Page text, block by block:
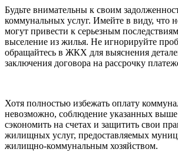
Будьте внимательны к своим
коммунальных услуг. Имейте в виду, что
могут привести к серьезным
выселение из жилья. Не игнорируйте
обращайтесь в ЖКХ для выяснения
заключения договора на рассрочку
Хотя полностью избежать оплату
невозможно, соблюдение указанных
сэкономить на счетах и защитить свои
жилищных услуг, предоставляемых
жилищно-коммунальным хозяйством.